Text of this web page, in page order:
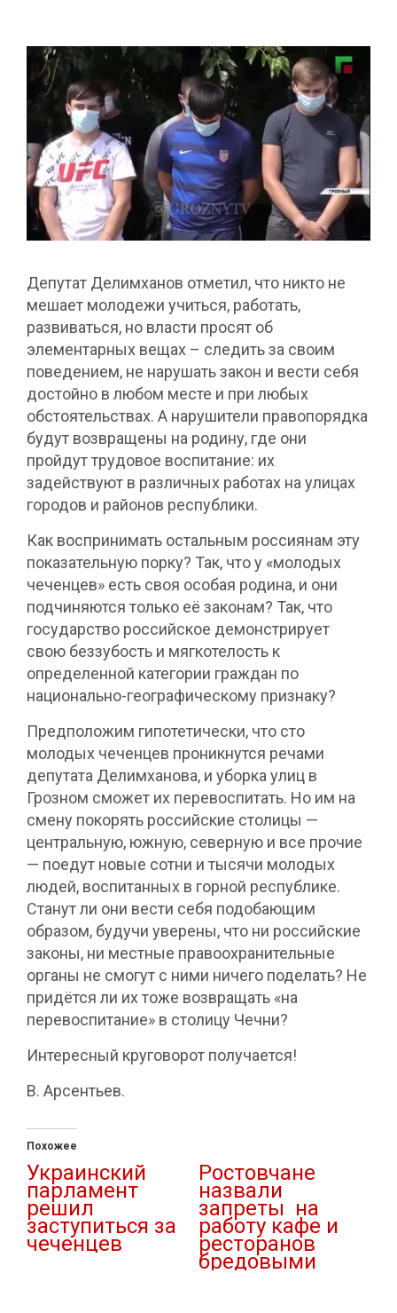
Депутат Делимханов отметил, что никто не
мешает молодежи учиться, работать,
развиваться, но власти просят об
элементарных вещах – следить за своим
поведением, не нарушать закон и вести себя
достойно в любом месте и при любых
обстоятельствах. А нарушители правопорядка
будут возвращены на родину, где они
пройдут трудовое воспитание: их
задействуют в различных работах на улицах
городов и районов республики.
Как воспринимать остальным россиянам эту
показательную порку? Так, что у «молодых
чеченцев» есть своя особая родина, и они
подчиняются только её законам? Так, что
государство российское демонстрирует
свою беззубость и мягкотелость к
определенной категории граждан по
национально-географическому признаку?
Предположим гипотетически, что сто
молодых чеченцев проникнутся речами
депутата Делимханова, и уборка улиц в
Грозном сможет их перевоспитать. Но им на
смену покорять российские столицы —
центральную, южную, северную и все прочие
— поедут новые сотни и тысячи молодых
людей, воспитанных в горной республике.
Станут ли они вести себя подобающим
образом, будучи уверены, что ни российские
законы, ни местные правоохранительные
органы не смогут с ними ничего поделать? Не
придётся ли их тоже возвращать «на
перевоспитание» в столицу Чечни?
Интересный круговорот получается!
В. Арсентьев.
Похожее
Украинский
парламент
решил
заступиться за
чеченцев
Ростовчане
назвали
запреты на
работу кафе и
ресторанов
бредовыми